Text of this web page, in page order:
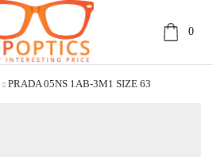
0
PRADA 05NS 1AB-3M1 SIZE 63